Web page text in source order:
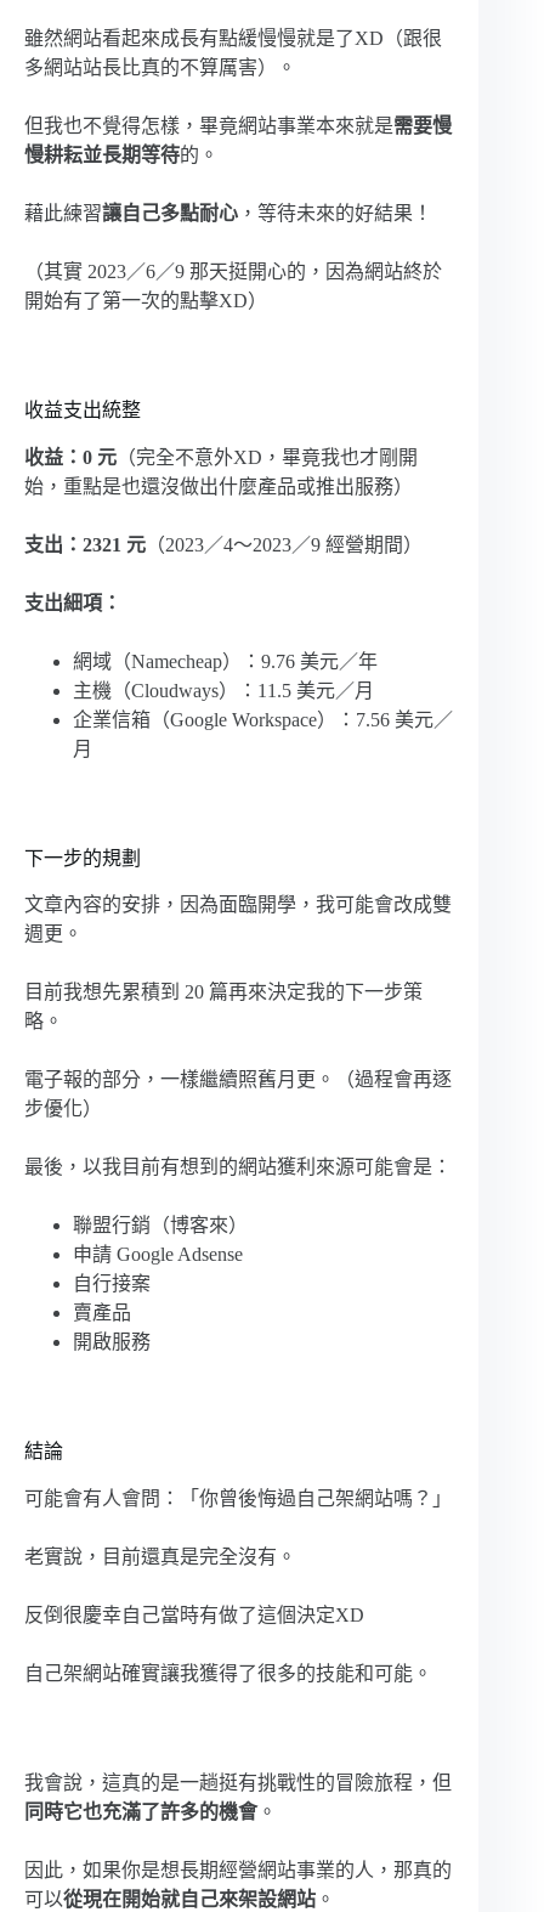
雖然網站看起來成長有點緩慢慢就是了XD（跟很
多網站站長比真的不算厲害）。
但我也不覺得怎樣，畢竟網站事業本來就是需要慢
慢耕耘並長期等待的。
藉此練習讓自己多點耐心 ，等待未來的好結果！
（其實 2023／6／9 那天挺開心的，因為網站終於
開始有了第一次的點擊XD）
收益支出統整
收益：0 元 （完全不意外XD，畢竟我也才剛開
始，重點是也還沒做出什麼產品或推出服務）
支出：2321 元 （2023／4～2023／9 經營期間）
支出細項：
網域（Namecheap）：9.76 美元／年
主機（Cloudways）：11.5 美元／月
企業信箱（Google Workspace）：7.56 美元／
月
下一步的規劃
文章內容的安排，因為面臨開學，我可能會改成雙
週更。
目前我想先累積到 20 篇再來決定我的下一步策
略。
電子報的部分，一樣繼續照舊月更。（過程會再逐
步優化）
最後，以我目前有想到的網站獲利來源可能會是：
聯盟行銷（博客來）
申請 Google Adsense
自行接案
賣產品
開啟服務
結論
可能會有人會問：「你曾後悔過自己架網站嗎？」
老實說，目前還真是完全沒有。
反倒很慶幸自己當時有做了這個決定XD
自己架網站確實讓我獲得了很多的技能和可能。
我會說，這真的是一趟挺有挑戰性的冒險旅程，但
同時它也充滿了許多的機會。
因此，如果你是想長期經營網站事業的人，那真的
可以從現在開始就自己來架設網站 。